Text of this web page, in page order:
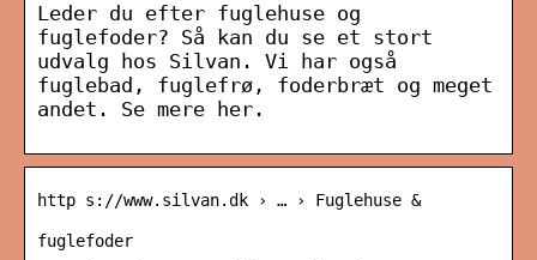
Leder du efter fuglehuse og
fuglefoder? Så kan du se et stort
udvalg hos Silvan. Vi har også
fuglebad, fuglefrø, foderbræt og meget
andet. Se mere her.
http s://www.silvan.dk › … › Fuglehuse &
fuglefoder